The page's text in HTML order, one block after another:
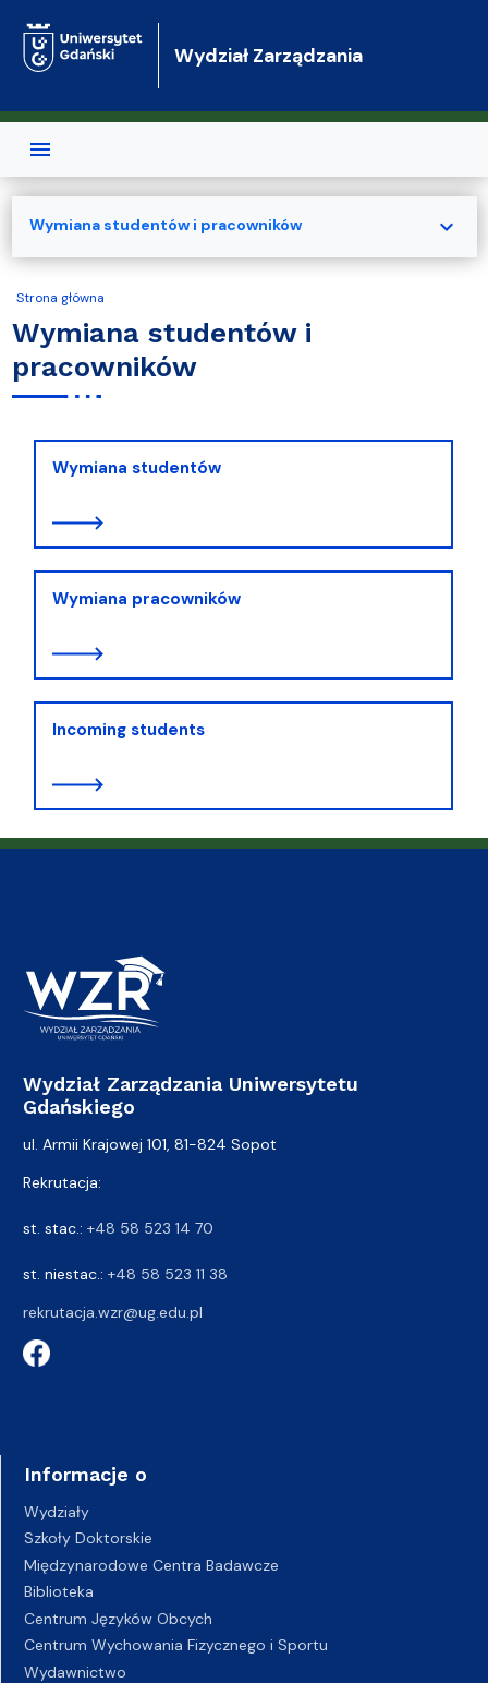
Wydział Zarządzania
Strona główna
Wymiana studentów i
pracowników
Wymiana studentów
Wymiana pracowników
Incoming students
Wymiana studentów i pracowników expand_more
Wydział Zarządzania Uniwersytetu
Gdańskiego
ul. Armii Krajowej 101, 81-824 Sopot
Rekrutacja:
st. stac.: +48 58 523 14 70
st. niestac.: +48 58 523 11 38
rekrutacja.wzr@ug.edu.pl
Informacje o
Wydziały
Szkoły Doktorskie
Międzynarodowe Centra Badawcze
Biblioteka
Centrum Języków Obcych
Centrum Wychowania Fizycznego i Sportu
Wydawnictwo